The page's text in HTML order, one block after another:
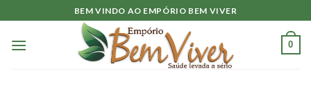
to
content
BEM VINDO AO EMPÓRIO BEM VIVER
0